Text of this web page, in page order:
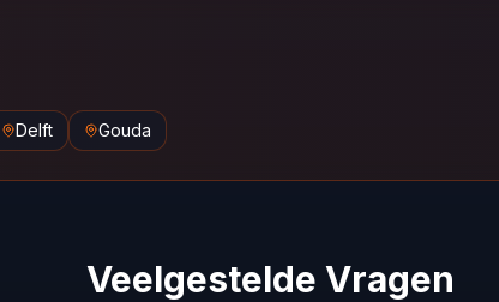
Delft Gouda
Veelgestelde Vragen